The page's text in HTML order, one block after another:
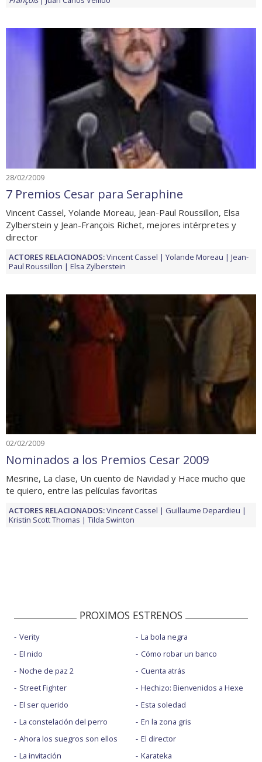
28/02/2009
7 Premios Cesar para Seraphine
Vincent Cassel, Yolande Moreau, Jean-Paul Roussillon, Elsa
Zylberstein y Jean-François Richet, mejores intérpretes y
director
ACTORES RELACIONADOS:Vincent Cassel Yolande Moreau
Jean-
Paul Roussillon
Elsa Zylberstein
02/02/2009
Nominados a los Premios Cesar 2009
Mesrine, La clase, Un cuento de Navidad y Hace mucho que
te quiero, entre las películas favoritas
ACTORES RELACIONADOS:Vincent Cassel
Guillaume Depardieu
Kristin Scott Thomas
Tilda Swinton
PROXIMOS ESTRENOS
Verity
El nido
Noche de paz 2
Street Fighter
El ser querido
La constelación del perro
Ahora los suegros son ellos
La invitación
La bola negra
Cómo robar un banco
Cuenta atrás
Hechizo: Bienvenidos a Hexe
Esta soledad
En la zona gris
El director
Karateka